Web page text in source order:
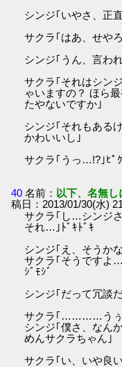
シンジ｢いやさ、正
サクラ｢はあ、せやろ
シンジ｢うん、言わ
サクラ｢それはシン
ゃいますの？ ほら
たやないですか｣
シンジ｢それもある
かわいいし｣
サクラ｢うっ…!?｣ﾋﾟ
40 名前： 以下、名無
稿日：2013/01/30(水)
サクラ｢し…シンジ
それ…｣ﾄﾞｷﾄﾞｷ
シンジ｢え、そうか
サクラ｢そうです
ｼﾞﾓｼﾞ
シンジ｢だって冗談
サクラ｢…………う
シンジ｢僕さ、なん
めんサクラちゃん｣
サクラ｢い、いや良